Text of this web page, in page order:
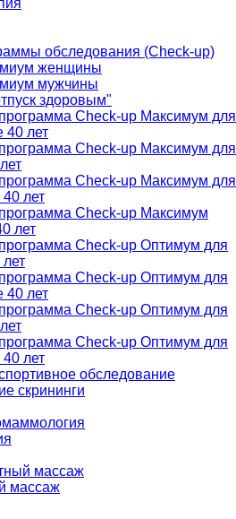
обследования (Check-up)
женщины
мужчины
здоровым"
Check-up Максимум для
40 лет
Check-up Максимум для
Check-up Максимум для
лет
Check-up Максимум
лет
Check-up Оптимум для
Check-up Оптимум для
40 лет
Check-up Оптимум для
Check-up Оптимум для
лет
обследование
скрининги
массаж
массаж